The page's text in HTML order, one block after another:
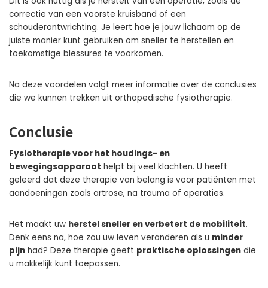
correctie van een voorste kruisband of een
schouderontwrichting. Je leert hoe je jouw lichaam op de
juiste manier kunt gebruiken om sneller te herstellen en
toekomstige blessures te voorkomen.
Na deze voordelen volgt meer informatie over de conclusies
die we kunnen trekken uit orthopedische fysiotherapie.
Conclusie
Fysiotherapie voor het houdings- en
bewegingsapparaat helpt bij veel klachten. U heeft
geleerd dat deze therapie van belang is voor patiënten met
aandoeningen zoals artrose, na trauma of operaties.
Het maakt uw herstel sneller en verbetert de mobiliteit.
Denk eens na, hoe zou uw leven veranderen als u minder
pijn had? Deze therapie geeft praktische oplossingen die
u makkelijk kunt toepassen.